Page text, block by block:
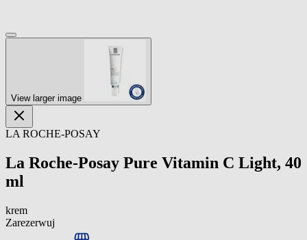
View larger image
LA ROCHE-POSAY
La Roche-Posay Pure Vitamin C Light, 40
ml
krem
Zarezerwuj